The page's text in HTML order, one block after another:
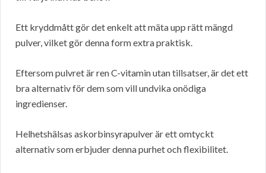
Ett kryddmått gör det enkelt att mäta upp rätt mängd
pulver, vilket gör denna form extra praktisk.
Eftersom pulvret är ren C-vitamin utan tillsatser, är det ett
bra alternativ för dem som vill undvika onödiga
ingredienser.
Helhetshälsas askorbinsyrapulver är ett omtyckt
alternativ som erbjuder denna purhet och flexibilitet.